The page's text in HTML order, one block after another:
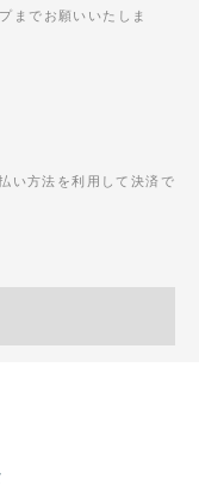
までお願いいたしま
い方法を利用して決済で